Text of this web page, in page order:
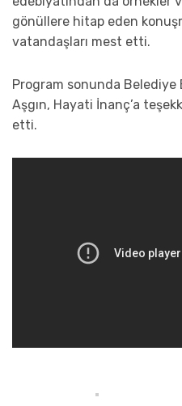
gönüllere hitap eden
vatandaşları mest etti.
Program sonunda Belediye
Aşgın, Hayati İnanç’a
etti.